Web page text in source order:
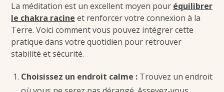
La méditation est un excellent moyen pour équilibrer
le chakra racine et renforcer votre connexion à la
Terre. Voici comment vous pouvez intégrer cette
pratique dans votre quotidien pour retrouver
stabilité et sécurité.
Choisissez un endroit calme : Trouvez un endroit